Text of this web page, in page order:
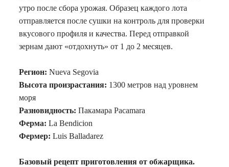
утро после сбора урожая. Образец каждого лота
отправляется после сушки на контроль для проверки
вкусового профиля и качества. Перед отправкой
зернам дают «отдохнуть» от 1 до 2 месяцев.
Регион: Nueva Segovia
Высота произрастания: 1300 метров над уровнем
моря
Разновидность: Пакамара Pacamara
Ферма: La Bendicion
Фермер: Luis Balladarez
Базовый рецепт приготовления от обжарщика.